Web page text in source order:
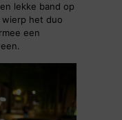
lekke band op
het duo
een